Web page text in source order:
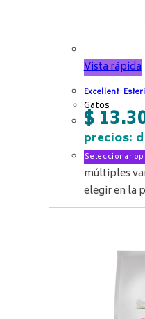
Vista rápida
Excellent
Gatos
$
precios:
Seleccionar
múltiples
elegir en la